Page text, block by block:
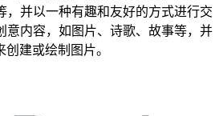
，并以一种有趣和友好的方式进行交
意内容，如图片、诗歌、故事等，并
建或绘制图片。